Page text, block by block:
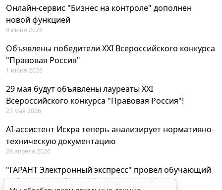
Онлайн-сервис "Бизнес на контроле" дополнен
новой функцией
9 июня 2026
Объявлены победители XXI Всероссийского конкурса
"Правовая Россия"
1 июня 2026
29 мая будут объявлены лауреаты XXI
Всероссийского конкурса "Правовая Россия"!
27 мая 2026
AI-ассистент Искра теперь анализирует нормативно-
техническую документацию
28 апреля 2026
"ГАРАНТ Электронный экспресс" провел обучающий
вебинар по работе с AI-ассистентом Искра